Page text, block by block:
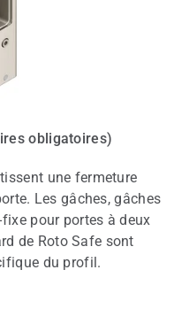
obligatoires)
une fermeture
Les gâches, gâches
pour portes à deux
de Roto Safe sont
du profil.